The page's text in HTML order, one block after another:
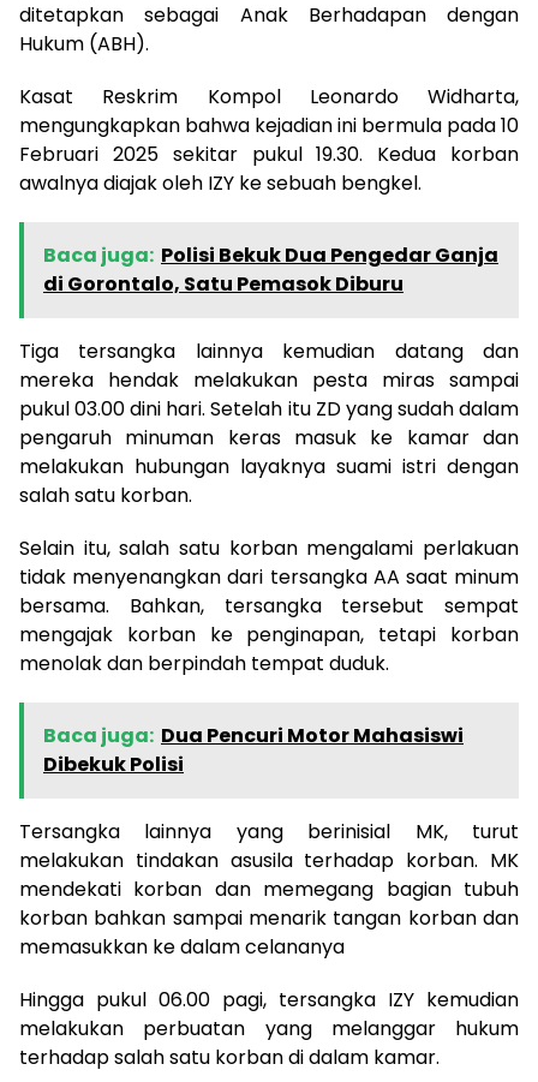
ditetapkan sebagai Anak Berhadapan dengan
Hukum (ABH).
Kasat Reskrim Kompol Leonardo Widharta,
mengungkapkan bahwa kejadian ini bermula pada 10
Februari 2025 sekitar pukul 19.30. Kedua korban
awalnya diajak oleh IZY ke sebuah bengkel.
Baca juga: Polisi Bekuk Dua Pengedar Ganja
di Gorontalo, Satu Pemasok Diburu
Tiga tersangka lainnya kemudian datang dan
mereka hendak melakukan pesta miras sampai
pukul 03.00 dini hari. Setelah itu ZD yang sudah dalam
pengaruh minuman keras masuk ke kamar dan
melakukan hubungan layaknya suami istri dengan
salah satu korban.
Selain itu, salah satu korban mengalami perlakuan
tidak menyenangkan dari tersangka AA saat minum
bersama. Bahkan, tersangka tersebut sempat
mengajak korban ke penginapan, tetapi korban
menolak dan berpindah tempat duduk.
Baca juga: Dua Pencuri Motor Mahasiswi
Dibekuk Polisi
Tersangka lainnya yang berinisial MK, turut
melakukan tindakan asusila terhadap korban. MK
mendekati korban dan memegang bagian tubuh
korban bahkan sampai menarik tangan korban dan
memasukkan ke dalam celananya
Hingga pukul 06.00 pagi, tersangka IZY kemudian
melakukan perbuatan yang melanggar hukum
terhadap salah satu korban di dalam kamar.